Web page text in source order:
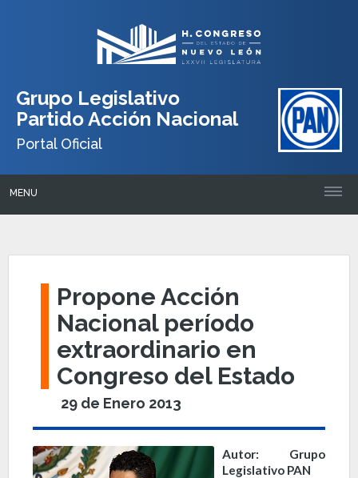
Grupo Legislativo
Partido Acción Nacional
Portal Oficial
MENU
Propone Acción
Nacional período
extraordinario en
Congreso del Estado
29 de Enero 2013
Autor: Grupo
Legislativo PAN